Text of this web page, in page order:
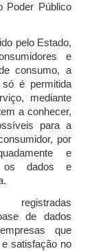
Poder Público
pelo Estado,
e
consumo, a
é permitida
mediante
a conhecer,
para a
por
e
os dados e
de dados
que
satisfação no